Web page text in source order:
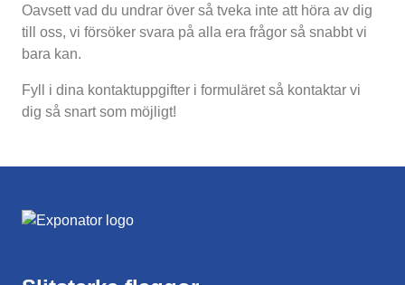
Oavsett vad du undrar över så tveka inte att höra av dig
till oss, vi försöker svara på alla era frågor så snabbt vi
bara kan.
Fyll i dina kontaktuppgifter i formuläret så kontaktar vi
dig så snart som möjligt!